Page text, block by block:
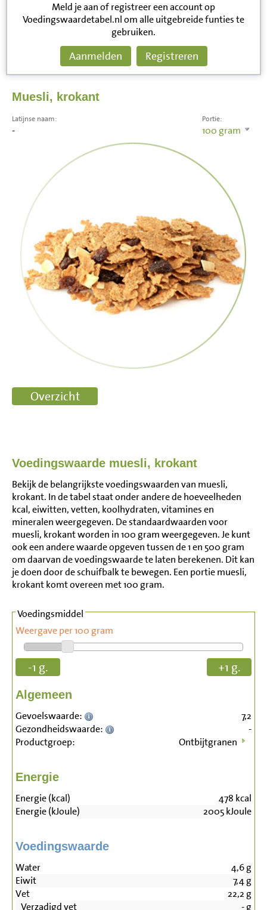
Meld je aan of registreer een account op
Voedingswaardetabel.nl om alle uitgebreide funties te
gebruiken.
Aanmelden Registreren
Muesli, krokant
Portie:
100 gram
Latijnse naam:
-
Voedingswaarde muesli, krokant
Bekijk de belangrijkste voedingswaarden van muesli,
krokant. In de tabel staat onder andere de hoeveelheden
kcal, eiwitten, vetten, koolhydraten, vitamines en
mineralen weergegeven. De standaardwaarden voor
muesli, krokant worden in 100 gram weergegeven. Je kunt
ook een andere waarde opgeven tussen de 1 en 500 gram
om daarvan de voedingswaarde te laten berekenen. Dit kan
je doen door de schuifbalk te bewegen. Een portie muesli,
krokant komt overeen met 100 gram.
Voedingsmiddel
Weergave per 100 gram
-1 g. +1 g.
Algemeen
Gevoelswaarde:
7,2
Gezondheidswaarde:
-
Productgroep:
Ontbijtgranen
Energie
Energie (kcal) 478 kcal
Energie (kJoule)
2005kJoule
Voedingswaarde
Water 4,6g
Eiwit
7,4g
Vet
22,2 g
Verzadigd vet
-g